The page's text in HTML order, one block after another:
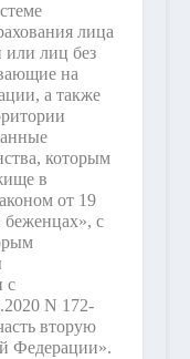
лица
или лиц без
на
а также
которым
в
от 19
с
с
N 172-
вторую
Федерации».